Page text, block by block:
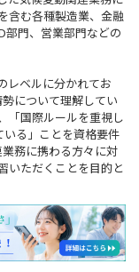
含む各種製造業、金融
部門、営業部門などの
レベルに分かれてお
について理解してい
「国際ルールを重視し
る」ことを資格要件
務に携わる方々に対
いただくことを目的と